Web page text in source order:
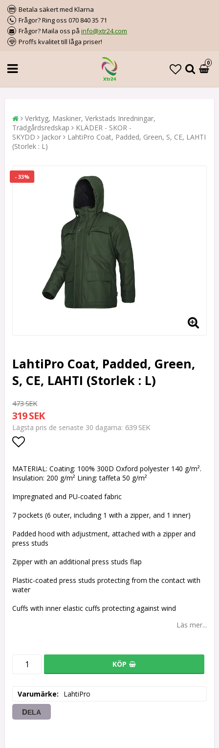
Betala säkert med Klarna
Frågor? Ring oss 070 840 35 71
Frågor? Maila oss på info@xtr24.com
Proffs kvalitet till låga priser!
0
Verktyg, Maskiner, Verkstads Inredningar,
Trädgårdsredskap
KLÄDER - SKOR -
SKYDD
Jackor
LahtiPro Coat, Padded, Green, S, CE, LAHTI
(Storlek : L)
- 33%
LahtiPro Coat, Padded, Green,
S, CE, LAHTI (Storlek : L)
473 SEK
319 SEK
Lägsta pris de senaste 30 dagarna 639 SEK
MATERIAL: Coating: 100% 300D Oxford polyester 140 g/m².
Insulation: 200 g/m² Lining: taffeta 50 g/m²
Impregnated and PU-coated fabric
7 pockets (6 outer, including 1 with a zipper, and 1 inner)
Padded hood with adjustment, attached with a zipper and
press studs
Zipper with an additional press studs flap
Plastic-coated press studs protecting from the contact with
water
Cuffs with inner elastic cuffs protecting against wind
Läs mer...
KÖP
Varumärke LahtiPro
DELA